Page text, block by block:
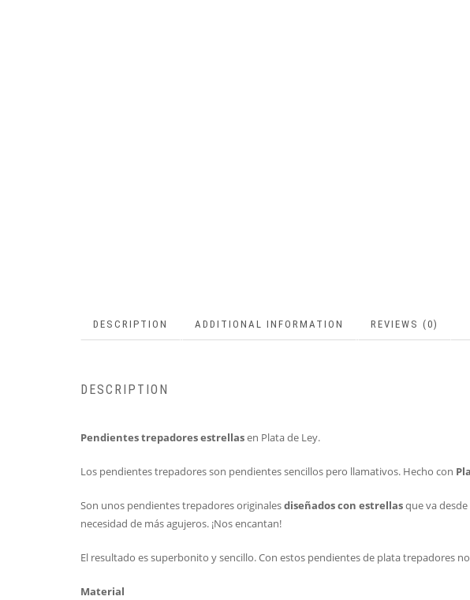
DESCRIPTION ADDITIONAL INFORMATION REVIEWS (0)
DESCRIPTION
Pendientes trepadores estrellasen Plata de Ley.
Los pendientes trepadores son pendientes sencillos pero llamativos. Hecho con
Son unos pendientes trepadores originalesdiseñados con estrellasque va
necesidad de más agujeros. ¡Nos encantan!
El resultado es superbonito y sencillo. Con estos pendientes de plata trepadores
Material